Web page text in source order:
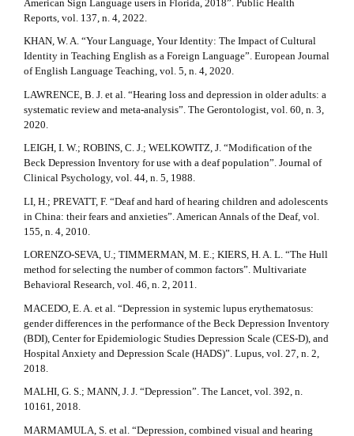
American Sign Language users in Florida, 2018”. Public Health
Reports, vol. 137, n. 4, 2022.
KHAN, W. A. “Your Language, Your Identity: The Impact of Cultural
Identity in Teaching English as a Foreign Language”. European Journal
of English Language Teaching, vol. 5, n. 4, 2020.
LAWRENCE, B. J. et al. “Hearing loss and depression in older adults: a
systematic review and meta-analysis”. The Gerontologist, vol. 60, n. 3,
2020.
LEIGH, I. W.; ROBINS, C. J.; WELKOWITZ, J. “Modification of the
Beck Depression Inventory for use with a deaf population”. Journal of
Clinical Psychology, vol. 44, n. 5, 1988.
LI, H.; PREVATT, F. “Deaf and hard of hearing children and adolescents
in China: their fears and anxieties”. American Annals of the Deaf, vol.
155, n. 4, 2010.
LORENZO-SEVA, U.; TIMMERMAN, M. E.; KIERS, H. A. L. “The Hull
method for selecting the number of common factors”. Multivariate
Behavioral Research, vol. 46, n. 2, 2011.
MACEDO, E. A. et al. “Depression in systemic lupus erythematosus:
gender differences in the performance of the Beck Depression Inventory
(BDI), Center for Epidemiologic Studies Depression Scale (CES-D), and
Hospital Anxiety and Depression Scale (HADS)”. Lupus, vol. 27, n. 2,
2018.
MALHI, G. S.; MANN, J. J. “Depression”. The Lancet, vol. 392, n.
10161, 2018.
MARMAMULA, S. et al. “Depression, combined visual and hearing